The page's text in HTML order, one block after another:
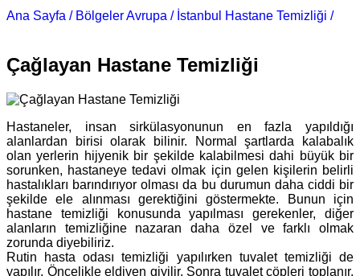
Ana Sayfa / Bölgeler Avrupa / İstanbul Hastane Temizliği /
Çağlayan Hastane Temizliği
Hastaneler, insan sirkülasyonunun en fazla yapıldığı
alanlardan birisi olarak bilinir. Normal şartlarda kalabalık
olan yerlerin hijyenik bir şekilde kalabilmesi dahi büyük bir
sorunken, hastaneye tedavi olmak için gelen kişilerin belirli
hastalıkları barındırıyor olması da bu durumun daha ciddi bir
şekilde ele alınması gerektiğini göstermekte. Bunun için
hastane temizliği konusunda yapılması gerekenler, diğer
alanların temizliğine nazaran daha özel ve farklı olmak
zorunda diyebiliriz.
Rutin hasta odası temizliği yapılırken tuvalet temizliği de
yapılır. Öncelikle eldiven giyilir. Sonra tuvalet çöpleri toplanır,